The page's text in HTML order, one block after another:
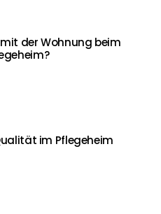
der Wohnung beim
im Pflegeheim